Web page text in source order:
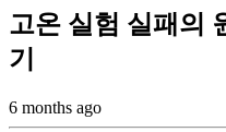
고온 실험 실패의
기
6 months ago